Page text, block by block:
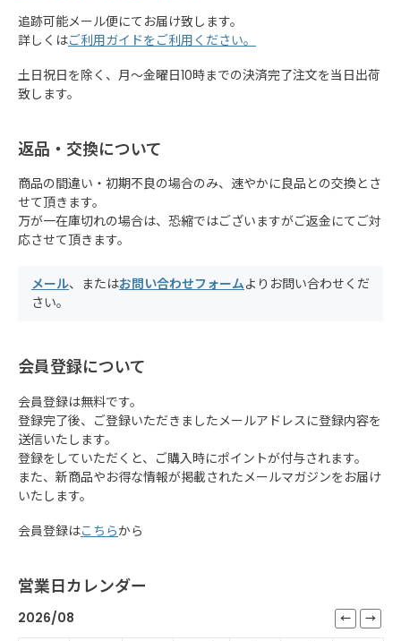
追跡可能メール便にてお届け致します。
詳しくはご利用ガイドをご利用ください。
土日祝日を除く、月～金曜日10時までの決済完了注文を当日出荷
致します。
返品・交換について
商品の間違い・初期不良の場合のみ、速やかに良品との交換とさ
せて頂きます。
万が一在庫切れの場合は、恐縮ではございますがご返金にてご対
応させて頂きます。
メール、またはお問い合わせフォームよりお問い合わせくだ
さい。
会員登録について
会員登録は無料です。
登録完了後、ご登録いただきましたメールアドレスに登録内容を
送信いたします。
登録をしていただくと、ご購入時にポイントが付与されます。
また、新商品やお得な情報が掲載されたメールマガジンをお届け
いたします。
会員登録はこちらから
営業日カレンダー
2026/08